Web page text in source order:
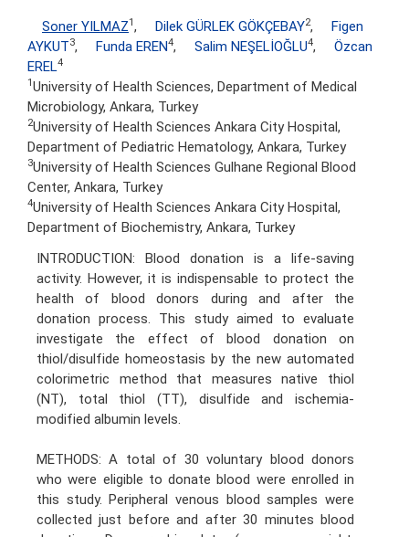
Soner YILMAZ1 , Dilek GÜRLEK GÖKÇEBAY2,
Figen
AYKUT3, Funda EREN4, Salim NEŞELİOĞLU4,
Özcan
EREL4
1 University of Health Sciences, Department of Medical
Microbiology, Ankara, Turkey
2University of Health Sciences Ankara City Hospital,
Department of Pediatric Hematology, Ankara, Turkey
3University of Health Sciences Gulhane Regional Blood
Center, Ankara, Turkey
4University of Health Sciences Ankara City Hospital,
Department of Biochemistry, Ankara, Turkey
INTRODUCTION: Blood donation is a life-saving
activity. However, it is indispensable to protect the
health of blood donors during and after the
donation process. This study aimed to evaluate
investigate the effect of blood donation on
thiol/disulfide homeostasis by the new automated
colorimetric method that measures native thiol
(NT), total thiol (TT), disulfide and ischemia-
modified albumin levels.
METHODS: A total of 30 voluntary blood donors
who were eligible to donate blood were enrolled in
this study. Peripheral venous blood samples were
collected just before and after 30 minutes blood